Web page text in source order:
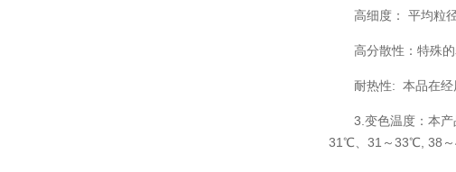
高细度： 平均粒
高分散性：特殊
耐热性: 本品在
3.变色温度：本
31℃、31～33℃, 38～
2026-08-04